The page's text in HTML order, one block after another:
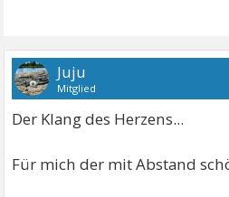
Juju
Mitglied
Der Klang des Herzens...
Für mich der mit Abstand